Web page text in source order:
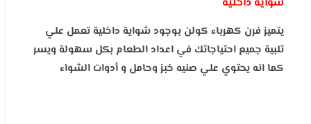
يتميز فرن كهرباء كولن بوجود شواية داخلية تعمل علي
تلبية جميع احتياجاتك في اعداد الطعام بكل سهولة ويسر
كما انه يحتوي علي صنيه خبز وحامل و أدوات الشواء